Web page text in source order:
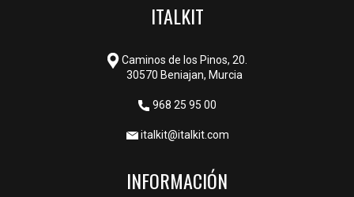
ITALKIT
Caminos de los Pinos, 20.
30570 Beniajan, Murcia
968 25 95 00
italkit@italkit.com
INFORMACIÓN